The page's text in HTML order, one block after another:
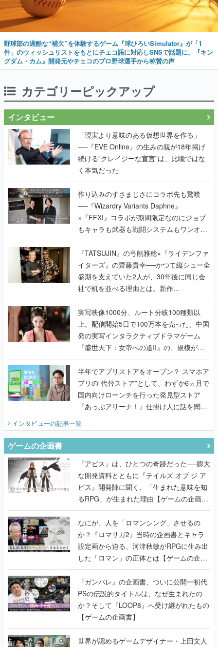
野球部の過酷な“補欠”を体験するゲーム『球ひろいSimulator』が「1
件」のウィッシュリストをもとにチェコ語に対応しSNSで話題に。『キン
グダム・カム』開発元やチェコのプロ野球選手から称賛の声
カテゴリーピックアップ
インタビュー
「現実より意味のある仮想世界を作る」
──『EVE Online』の生みの親が18年掲げ
続ける”クレイジーな宣言”は、比喩ではな
く本気だった
作り込みのすさまじさにコラボ先も驚嘆
──『Wizardry Variants Daphne』
×『FFXI』コラボが期間限定なのにジョブ
もキャラも武器も戦闘システムもワンオフ
で作り込まれた理由を両ディレクターに聞
く
『TATSUJIN』の弓削雅稔×『ライデンファ
イターズ』の齋藤貴幸──かつて縦シュー全
盛期を支えていた2人が、30年後に同じ会
社で机を並べる理由とは。新作
『TATSUJIN EXTREME』で初タッグを組
んだレジェンド2人に訊く開発秘話
実写映像1000分、ルート分岐100種類以
上。配信開始5日で100万本を売った、中国
発の実写インタラクティブドラマゲーム
『盛世天下：女帝への道II』の、規模が違
うこだわりをプロデューサーに聞いた
半年でアプリストアをオープン？ スマホア
プリの“代替ストア”として、わずか6ヵ月で
国内向けローンチを行った発見型ストア
『あっぷアリーナ！』仕掛け人に話を聞い
てみた
インタビューの記事一覧
ゲームの企画書
『アビス』は、ひとつの奇跡だった──膨大
な開発資料とともに『テイルズ オブ ジ ア
ビス』開発陣に聞く、「生まれた意味を知
るRPG」が生まれた理由【ゲームの企画
書】
なにが、人を「ロマンシング」させるの
か？『ロマサガ2』当時の企画書とキャラ
設定画から迫る、河津秋敏がRPGに生み出
した「ロマン」の正体とは【ゲームの企画
書】
『ガンパレ』の企画書、ついに公開━初代
PSの伝説的タイトルは、なぜ生まれたの
か？そして『LOOP8』へ受け継がれたもの
【ゲームの企画書】
世界が認めるゲームデザイナー・上田文人